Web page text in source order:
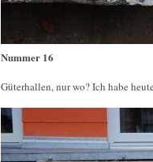
Nummer 16
Güterhallen, nur wo? Ich habe